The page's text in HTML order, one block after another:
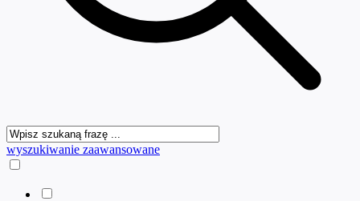
wyszukiwanie zaawansowane